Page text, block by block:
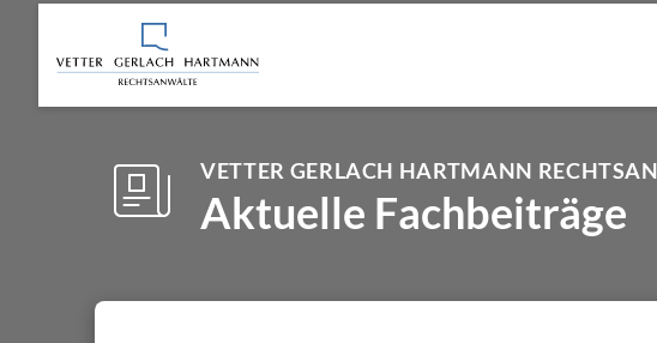
VETTER GERLACH HARTMANN
Aktuelle Fachbeiträge